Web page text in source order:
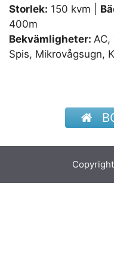
Storlek: 150 kvm |
400m
Bekvämligheter: AC,
Spis, Mikrovågsugn,